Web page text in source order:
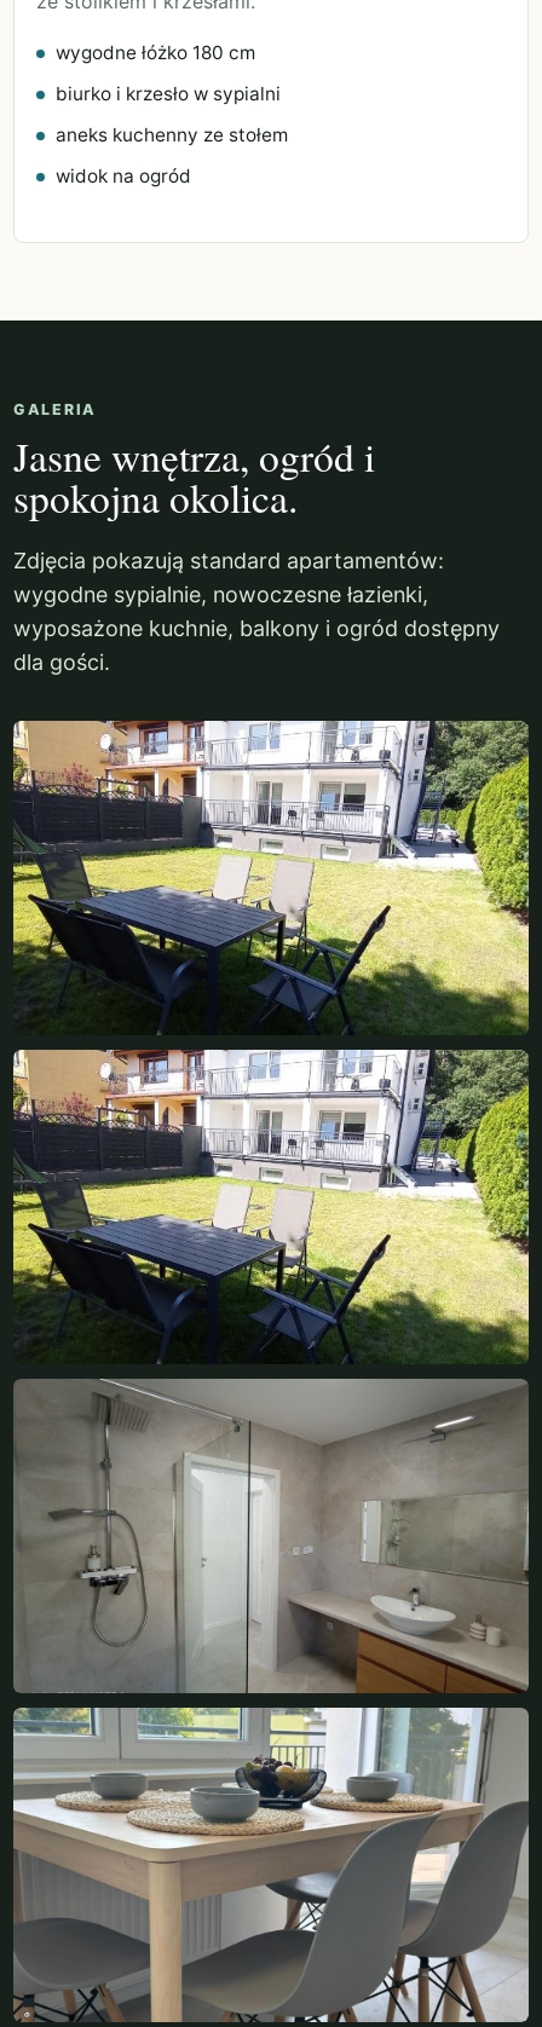
wygodne łóżko 180 cm
biurko i krzesło w sypialni
aneks kuchenny ze stołem
widok na ogród
GALERIA
Jasne wnętrza, ogród i
spokojna okolica.
Zdjęcia pokazują standard apartamentów:
wygodne sypialnie, nowoczesne łazienki,
wyposażone kuchnie, balkony i ogród dostępny
dla gości.